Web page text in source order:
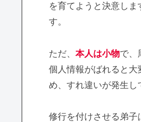
を育てようと決意し
す。
ただ、 本人は小物で、
個人情報がばれると
め、すれ違いが発生し
修行を付けさせる弟